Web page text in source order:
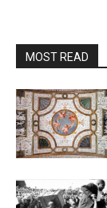
MOST READ